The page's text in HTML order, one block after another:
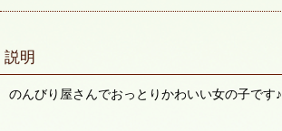
説明
のんびり屋さんでおっとりかわいい女の子です♪